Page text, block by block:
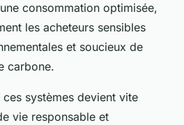
consommation optimisée,
les acheteurs sensibles
et soucieux de
carbone.
systèmes devient vite
vie responsable et